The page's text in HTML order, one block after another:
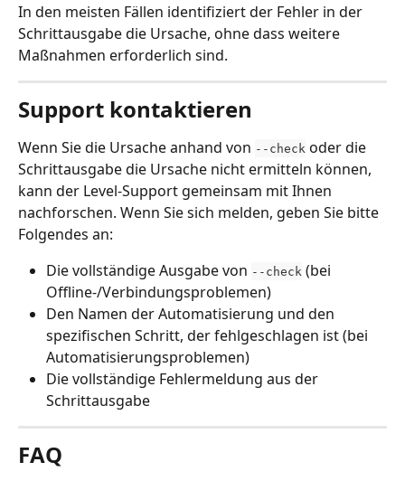
In den meisten Fällen identifiziert der Fehler in der
Schrittausgabe die Ursache, ohne dass weitere
Maßnahmen erforderlich sind.
Support kontaktieren
Wenn Sie die Ursache anhand von --check oder die
Schrittausgabe die Ursache nicht ermitteln können,
kann der Level-Support gemeinsam mit Ihnen
nachforschen. Wenn Sie sich melden, geben Sie bitte
Folgendes an:
Die vollständige Ausgabe von --check (bei
Offline-/Verbindungsproblemen)
Den Namen der Automatisierung und den
spezifischen Schritt, der fehlgeschlagen ist (bei
Automatisierungsproblemen)
Die vollständige Fehlermeldung aus der
Schrittausgabe
FAQ